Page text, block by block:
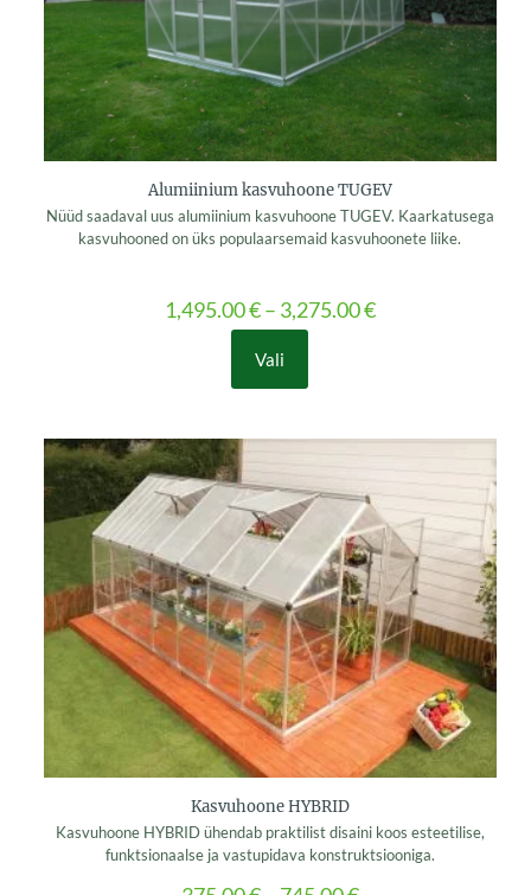
Alumiinium kasvuhoone TUGEV
Nüüd saadaval uus alumiinium kasvuhoone TUGEV. Kaarkatusega
kasvuhooned on üks populaarsemaid kasvuhoonete liike.
1,495.00€– 3,275.00€
Vali
This
product
multiple
variants.
The
options
may
be
chosen
on
the
product
page
Kasvuhoone HYBRID
Kasvuhoone HYBRID ühendab praktilist disaini koos esteetilise,
funktsionaalse ja vastupidava konstruktsiooniga.